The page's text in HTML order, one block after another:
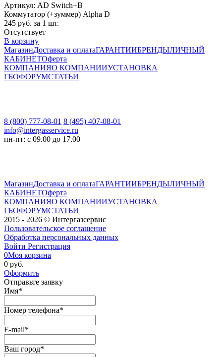
Артикул: AD Switch+B
Коммутатор (+зуммер) Alpha D
245 руб. за 1 шт.
Отсутствует
В корзину
МагазинДоставка и оплатаГАРАНТИИБРЕНДЫЛИЧНЫЙ
КАБИНЕТОферта
КОМПАНИЯО КОМПАНИИУСТАНОВКА
ГБОФОРУМСТАТЬИ
8 (800) 777-08-01 8 (495) 407-08-01
info@intergasservice.ru
пн-пт: с 09.00 до 17.00
МагазинДоставка и оплатаГАРАНТИИБРЕНДЫЛИЧНЫЙ
КАБИНЕТОферта
КОМПАНИЯО КОМПАНИИУСТАНОВКА
ГБОФОРУМСТАТЬИ
2015 - 2026 © Интергазсервис
Пользовательское соглашение
Обработка персональных данных
Войти Регистрация
0Моя корзина
0 руб.
Оформить
Отправьте заявку
Имя*
Номер телефона*
E-mail*
Ваш город*